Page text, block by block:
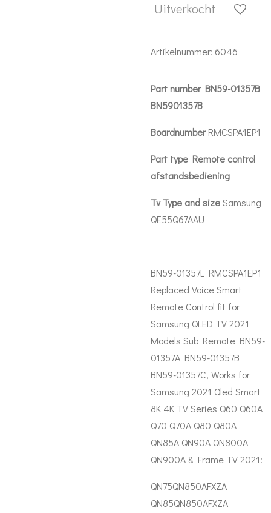
Uitverkocht
Artikelnummer: 6046
Part number BN59-01357B
BN5901357B
BoardnumberRMCSPA1EP1
Part type Remote control
afstandsbediening
Tv Type and sizeSamsung
QE55Q67AAU
BN59-01357L RMCSPA1EP1
Replaced Voice Smart
Remote Control fit for
Samsung QLED TV 2021
Models Sub Remote BN59-
01357A BN59-01357B
BN59-01357C, Works for
Samsung 2021 Qled Smart
8K 4K TV Series Q60 Q60A
Q70 Q70A Q80 Q80A
QN85A QN90A QN800A
QN900A & Frame TV 2021:
QN75QN850AFXZA
QN85QN850AFXZA